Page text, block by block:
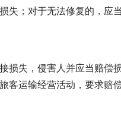
失；对于无法修复的，应
损失，侵害人并应当赔偿
客运输经营活动，要求赔